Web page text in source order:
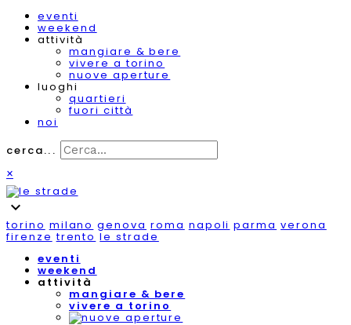
eventi
weekend
attività
mangiare & bere
vivere a torino
nuove aperture
luoghi
quartieri
fuori città
noi
cerca...
×
expand_more
torino milano genova roma napoli parma verona
firenze trento le strade
eventi
weekend
attività
mangiare & bere
vivere a torino